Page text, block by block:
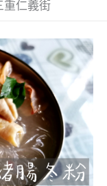
重仁義街